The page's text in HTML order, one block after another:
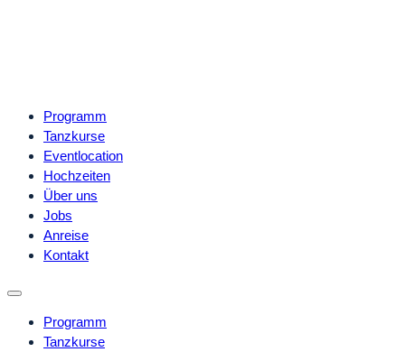
Programm
Tanzkurse
Eventlocation
Hochzeiten
Über uns
Jobs
Anreise
Kontakt
Programm
Tanzkurse